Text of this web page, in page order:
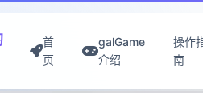
首
页
galGame
介绍
操作
南